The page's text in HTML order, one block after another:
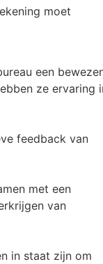
moet
een
ze ervaring
feedback van
met een
van
in staat zijn om